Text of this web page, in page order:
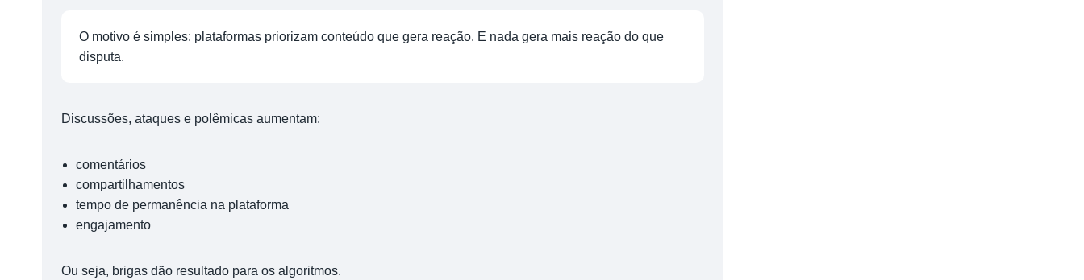
O motivo é simples: plataformas priorizam conteúdo que gera reação. E nada gera mais reação do que
disputa.
Discussões, ataques e polêmicas aumentam:
comentários
compartilhamentos
tempo de permanência na plataforma
engajamento
Ou seja, brigas dão resultado para os algoritmos.